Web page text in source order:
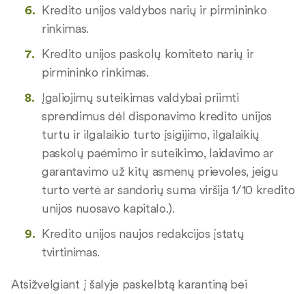
Kredito unijos valdybos narių ir pirmininko
rinkimas.
Kredito unijos paskolų komiteto narių ir
pirmininko rinkimas.
Įgaliojimų suteikimas valdybai priimti
sprendimus dėl disponavimo kredito unijos
turtu ir ilgalaikio turto įsigijimo, ilgalaikių
paskolų paėmimo ir suteikimo, laidavimo ar
garantavimo už kitų asmenų prievoles, jeigu
turto vertė ar sandorių suma viršija 1/10 kredito
unijos nuosavo kapitalo.).
Kredito unijos naujos redakcijos įstatų
tvirtinimas.
Atsižvelgiant į šalyje paskelbtą karantiną bei